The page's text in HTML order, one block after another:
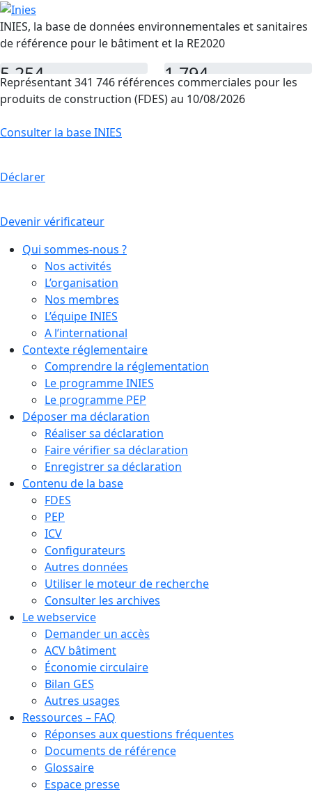
INIES, la base de données environnementales et sanitaires
de référence pour le bâtiment et la RE2020
5 254
FDES
1 794
PEP
Représentant 341 746 références commerciales pour les
produits de construction (FDES) au 10/08/2026
Consulter la base INIES
Déclarer
Devenir vérificateur
Qui sommes-nous ?
Nos activités
L’organisation
Nos membres
L’équipe INIES
A l’international
Contexte réglementaire
Comprendre la réglementation
Le programme INIES
Le programme PEP
Déposer ma déclaration
Réaliser sa déclaration
Faire vérifier sa déclaration
Enregistrer sa déclaration
Contenu de la base
FDES
PEP
ICV
Configurateurs
Autres données
Utiliser le moteur de recherche
Consulter les archives
Le webservice
Demander un accès
ACV bâtiment
Économie circulaire
Bilan GES
Autres usages
Ressources – FAQ
Réponses aux questions fréquentes
Documents de référence
Glossaire
Espace presse